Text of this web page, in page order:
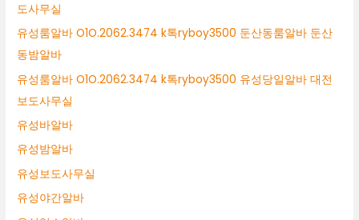
도사무실
유성룸알바 O1O.2062.3474 k톡ryboy3500 둔산동룸알바 둔산
동밤알바
유성룸알바 O1O.2062.3474 k톡ryboy3500 유성당일알바 대전
보도사무실
유성바알바
유성밤알바
유성보도사무실
유성야간알바